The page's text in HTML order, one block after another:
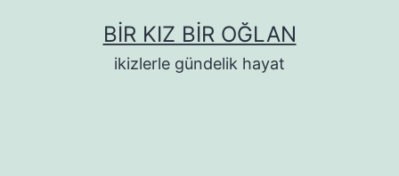
BIR KIZ BIR OĞLAN
ikizlerle gündelik hayat